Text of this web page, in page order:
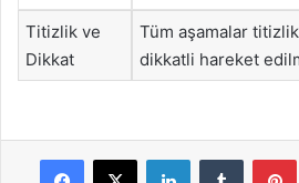
Titizlik ve
Dikkat
Tüm aşamalar
dikkatli hareket
Facebook
X LinkedInTumblr